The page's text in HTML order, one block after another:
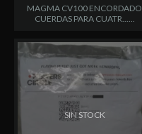
MAGMA CV100 ENCORDADO
CUERDAS PARA CUATR......
SIN STOCK